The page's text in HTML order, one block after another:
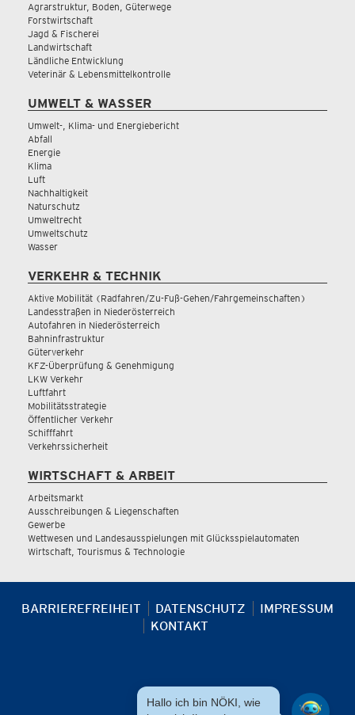
Agrarstruktur, Boden, Güterwege
Forstwirtschaft
Jagd & Fischerei
Landwirtschaft
Ländliche Entwicklung
Veterinär & Lebensmittelkontrolle
UMWELT & WASSER
Umwelt-, Klima- und Energiebericht
Abfall
Energie
Klima
Luft
Nachhaltigkeit
Naturschutz
Umweltrecht
Umweltschutz
Wasser
VERKEHR & TECHNIK
Aktive Mobilität (Radfahren/Zu-Fuß-Gehen/Fahrgemeinschaften)
Landesstraßen in Niederösterreich
Autofahren in Niederösterreich
Bahninfrastruktur
Güterverkehr
KFZ-Überprüfung & Genehmigung
LKW Verkehr
Luftfahrt
Mobilitätsstrategie
Öffentlicher Verkehr
Schifffahrt
Verkehrssicherheit
WIRTSCHAFT & ARBEIT
Arbeitsmarkt
Ausschreibungen & Liegenschaften
Gewerbe
Wettwesen und Landesausspielungen mit Glücksspielautomaten
Wirtschaft, Tourismus & Technologie
BARRIEREFREIHEIT DATENSCHUTZ
IMPRESSUM
KONTAKT
Hallo ich bin NÖKI, wie